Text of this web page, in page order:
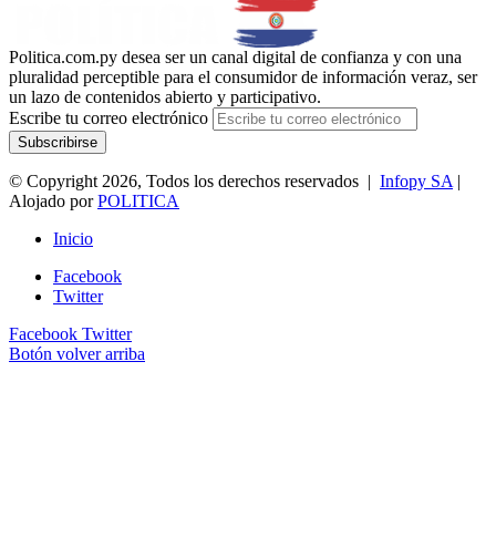
Politica.com.py desea ser un canal digital de confianza y con una
pluralidad perceptible para el consumidor de información veraz, ser
un lazo de contenidos abierto y participativo.
Escribe tu correo electrónico
© Copyright 2026, Todos los derechos reservados | Infopy SA |
Alojado porPOLITICA
Inicio
Facebook
Twitter
Facebook Twitter
Botón volver arriba